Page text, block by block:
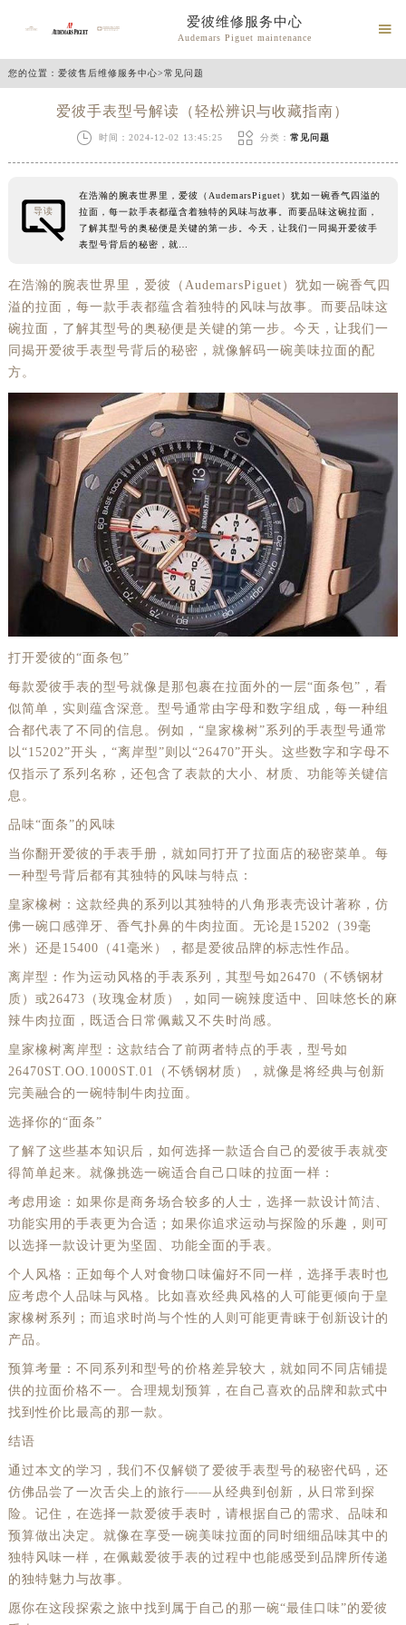
爱彼维修服务中心
Audemars Piguet maintenance

您的位置： 爱彼售后维修服务中心>常见问题
爱彼手表型号解读（轻松辨识与收藏指南）
 时间：2024-12-02 13:45:25  分类： 常见问题
导读
在浩瀚的腕表世界里，爱彼（AudemarsPiguet）犹如一碗香气四溢的
拉面，每一款手表都蕴含着独特的风味与故事。而要品味这碗拉面，
了解其型号的奥秘便是关键的第一步。今天，让我们一同揭开爱彼手
表型号背后的秘密，就…
在浩瀚的腕表世界里，爱彼（AudemarsPiguet）犹如一碗香气四
溢的拉面，每一款手表都蕴含着独特的风味与故事。而要品味这
碗拉面，了解其型号的奥秘便是关键的第一步。今天，让我们一
同揭开爱彼手表型号背后的秘密，就像解码一碗美味拉面的配
方。
打开爱彼的“面条包”
每款爱彼手表的型号就像是那包裹在拉面外的一层“面条包”，看
似简单，实则蕴含深意。型号通常由字母和数字组成，每一种组
合都代表了不同的信息。例如，“皇家橡树”系列的手表型号通常
以“15202”开头，“离岸型”则以“26470”开头。这些数字和字母不
仅指示了系列名称，还包含了表款的大小、材质、功能等关键信
息。
品味“面条”的风味
当你翻开爱彼的手表手册，就如同打开了拉面店的秘密菜单。每
一种型号背后都有其独特的风味与特点：
皇家橡树：这款经典的系列以其独特的八角形表壳设计著称，仿
佛一碗口感弹牙、香气扑鼻的牛肉拉面。无论是15202（39毫
米）还是15400（41毫米），都是爱彼品牌的标志性作品。
离岸型：作为运动风格的手表系列，其型号如26470（不锈钢材
质）或26473（玫瑰金材质），如同一碗辣度适中、回味悠长的麻
辣牛肉拉面，既适合日常佩戴又不失时尚感。
皇家橡树离岸型：这款结合了前两者特点的手表，型号如
26470ST.OO.1000ST.01（不锈钢材质），就像是将经典与创新
完美融合的一碗特制牛肉拉面。
选择你的“面条”
了解了这些基本知识后，如何选择一款适合自己的爱彼手表就变
得简单起来。就像挑选一碗适合自己口味的拉面一样：
考虑用途：如果你是商务场合较多的人士，选择一款设计简洁、
功能实用的手表更为合适；如果你追求运动与探险的乐趣，则可
以选择一款设计更为坚固、功能全面的手表。
个人风格：正如每个人对食物口味偏好不同一样，选择手表时也
应考虑个人品味与风格。比如喜欢经典风格的人可能更倾向于皇
家橡树系列；而追求时尚与个性的人则可能更青睐于创新设计的
产品。
预算考量：不同系列和型号的价格差异较大，就如同不同店铺提
供的拉面价格不一。合理规划预算，在自己喜欢的品牌和款式中
找到性价比最高的那一款。
结语
通过本文的学习，我们不仅解锁了爱彼手表型号的秘密代码，还
仿佛品尝了一次舌尖上的旅行——从经典到创新，从日常到探
险。记住，在选择一款爱彼手表时，请根据自己的需求、品味和
预算做出决定。就像在享受一碗美味拉面的同时细细品味其中的
独特风味一样，在佩戴爱彼手表的过程中也能感受到品牌所传递
的独特魅力与故事。
愿你在这段探索之旅中找到属于自己的那一碗“最佳口味”的爱彼